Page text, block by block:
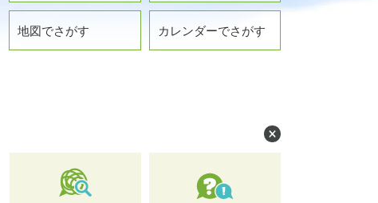
地図でさがす カレンダーでさがす